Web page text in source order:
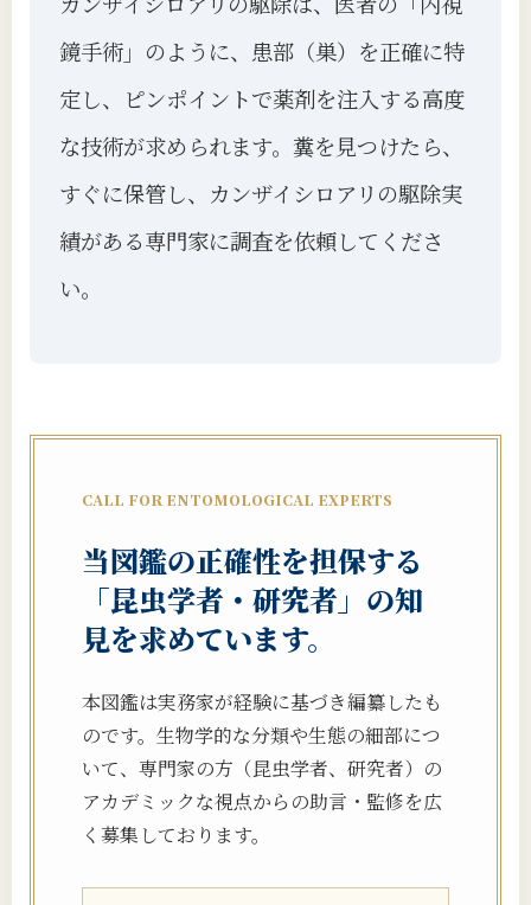
鏡手術」のように、患部（巣）を正確に特
定し、ピンポイントで薬剤を注入する高度
な技術が求められます。糞を見つけたら、
すぐに保管し、カンザイシロアリの駆除実
績がある専門家に調査を依頼してくださ
い。
CALL FOR ENTOMOLOGICAL EXPERTS
当図鑑の正確性を担保する
「昆虫学者・研究者」の知
見を求めています。
本図鑑は実務家が経験に基づき編纂したも
のです。生物学的な分類や生態の細部につ
いて、専門家の方（昆虫学者、研究者）の
アカデミックな視点からの助言・監修を広
く募集しております。